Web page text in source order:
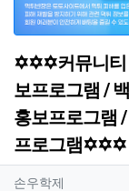
✡️✡️✡️커뮤니티
보프로그램 /
홍보프로그램
프로그램✡️✡️✡️
작성자 정보
손우학제